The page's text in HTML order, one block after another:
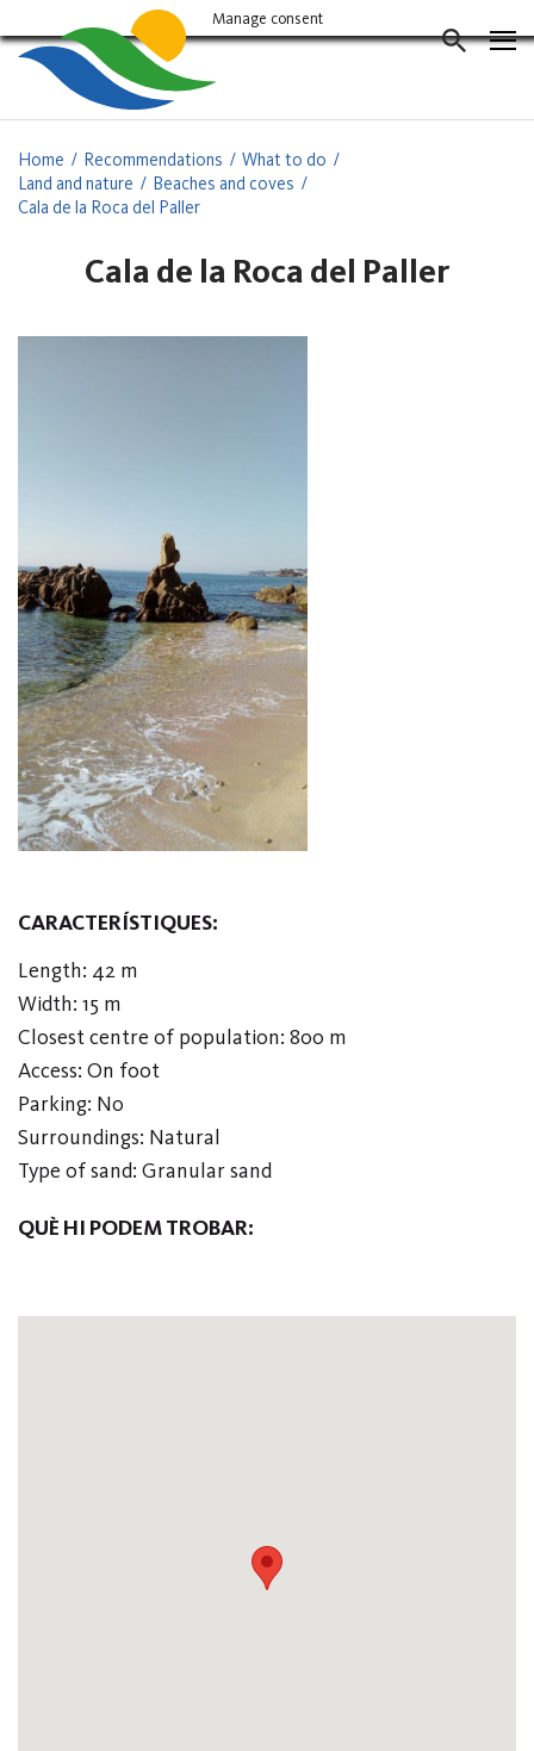
al
contingut
Home Recommendations
What to do
Land and nature
Beaches and coves
Cala de la Roca del Paller
Cala de la Roca del Paller
CARACTERÍSTIQUES:
Length: 42 m
Width: 15 m
Closest centre of population: 800 m
Access: On foot
Parking: No
Surroundings: Natural
Type of sand: Granular sand
QUÈ HI PODEM TROBAR:
Manage consent